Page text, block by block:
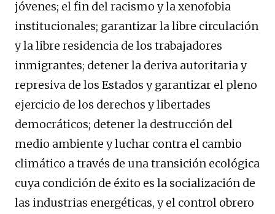
jóvenes; el fin del racismo y la xenofobia
institucionales; garantizar la libre circulación
y la libre residencia de los trabajadores
inmigrantes; detener la deriva autoritaria y
represiva de los Estados y garantizar el pleno
ejercicio de los derechos y libertades
democráticos; detener la destrucción del
medio ambiente y luchar contra el cambio
climático a través de una transición ecológica
cuya condición de éxito es la socialización de
las industrias energéticas, y el control obrero